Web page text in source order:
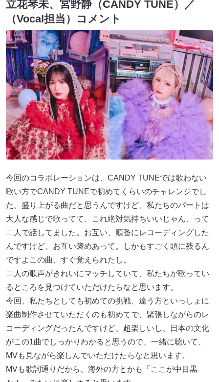
（Vocal担当）コメント
歌い方でCANDY TUNEで初めてくらいのチャレンジでし
た。盛り上がる曲だと思うんですけど、私たちのパートは
大人な感じで歌ってて、これ絶対気持ちいいじゃん、って
二人で話してました。お互い、順番にレコーディングした
んですけど、お互い褒めあって。しかもすごく頭に残るん
ですよこの曲、すぐ覚えられたし。
二人の歌声がきれいにマッチしていて、私たちが歌ってい
るところを見つけていただけたらなと思います。
今回、私たちとしても初めての挑戦、違う方といっしょに
楽曲制作させていただくのも初めてで、緊張しながらのレ
コーディングだったんですけど、超楽しいし、日本の文化
がこの1曲でしっかりわかると思うので、一緒に聴いて、
MVも見ながら楽しんでいただけたらなと思います。
MVも歌詞通りだから、海外の方とかも「ここが中目黒
か！」みたいに楽しめると思います。